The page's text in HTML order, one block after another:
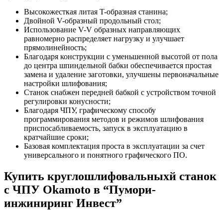
Высокожесткая литая T-образная станина;
Двойной V-образный продольный стол;
Использование V-V образных направляющих
равномерно распределяет нагрузку и улучшает
прямолинейность;
Благодаря конструкции с уменьшенной высотой от пола
до центра шпиндельной бабки обеспечивается простая
замена и удаление заготовки, улучшены первоначальные
настройки шлифования;
Станок снабжен передней бабкой с устройством точной
регулировки конусности;
Благодаря ЧПУ, графическому способу
программирования методов и режимов шлифования
приспосабливаемость, запуск в эксплуатацию в
кратчайшие сроки;
Базовая комплектация проста в эксплуатации за счет
универсального и понятного графического ПО.
Купить круглошлифовальныхй станок
с ЧПУ Okamoto в “Пумори-
инжиниринг Инвест”